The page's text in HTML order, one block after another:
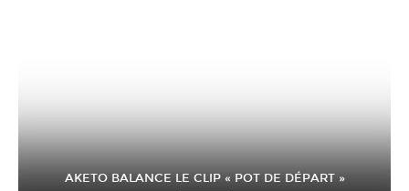
AKETO BALANCE LE CLIP « POT DE DÉPART »